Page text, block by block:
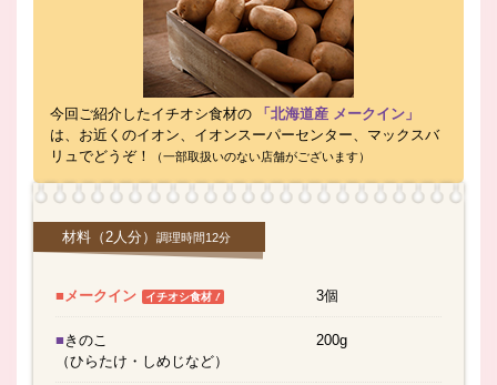
今回ご紹介したイチオシ食材の
「北海道産 メークイン」
は、お近くのイオン、イオンスーパーセンター、マックスバ
リュでどうぞ！
（一部取扱いのない店舗がございます）
材料 （2人分） 調理時間12分
■メークイン イチオシ食材！ 3個
■きのこ
（ひらたけ・しめじなど）
200g